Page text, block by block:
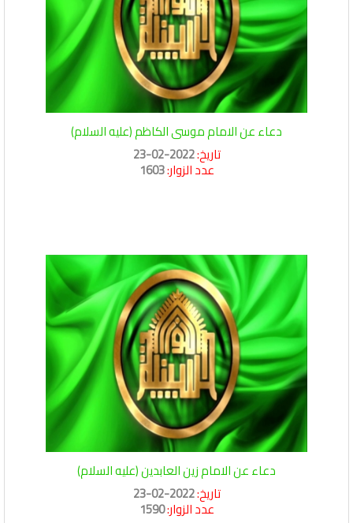
دعاء عن الامام موسى الكاظم (عليه السلام)
تاريخ:2022-02-23
عدد الزوار:1603
دعاء عن الامام زين العابدين (عليه السلام)
تاريخ:2022-02-23
عدد الزوار:1590